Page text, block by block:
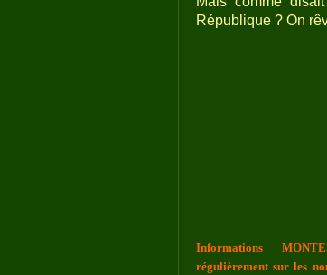
République ? On
Informations
régulièrement sur les